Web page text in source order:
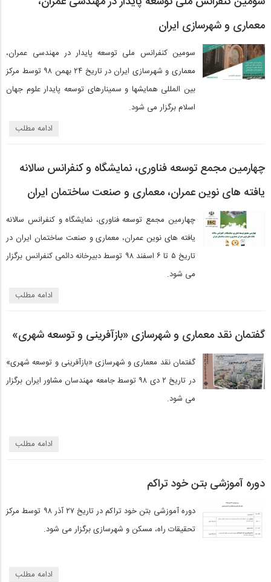
معماری و شهرسازی ایران
سومین کنفرانس ملی توسعه پایدار در مهندسی عمران،
معماری و شهرسازی ایران در تاریخ ۲۴ بهمن ۹۸ توسط مرکز
بین المللی همایشها و سمینارهای توسعه پایدار علوم جهان
اسلام برگزار می شود.
ادامه مطلب
چهارمین مجمع توسعه فناوری، نمایشگاه و کنفرانس سالانه
یافته های نوین عمران، معماری و صنعت ساختمان ایران
چهارمین مجمع توسعه فناوری، نمایشگاه و کنفرانس سالانه
یافته های نوین عمران، معماری و صنعت ساختمان ایران در
تاریخ ۵ تا ۶ اسفند ۹۸ توسط دبیرخانه دائمی کنفرانس برگزار
می شود.
ادامه مطلب
گفتمان نقد معماری و شهرسازی «بازآفرینی و توسعه شهری»
گفتمان نقد معماری و شهرسازی «بازآفرینی و توسعه شهری»
در تاریخ ۲ دی ۹۸ توسط جامعه مهندسان مشاور ایران برگزار
می شود.
ادامه مطلب
دوره آموزشی بتن خود تراکم
دوره آموزشی بتن خود تراکم در تاریخ ۲۷ آذر ۹۸ توسط مرکز
تحقیقات راه، مسکن و شهرسازی برگزار می شود.
ادامه مطلب